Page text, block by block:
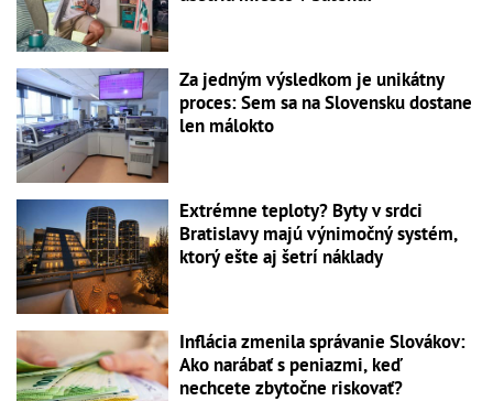
Za jedným výsledkom je unikátny
proces: Sem sa na Slovensku dostane
len málokto
Extrémne teploty? Byty v srdci
Bratislavy majú výnimočný systém,
ktorý ešte aj šetrí náklady
Inflácia zmenila správanie Slovákov:
Ako narábať s peniazmi, keď
nechcete zbytočne riskovať?